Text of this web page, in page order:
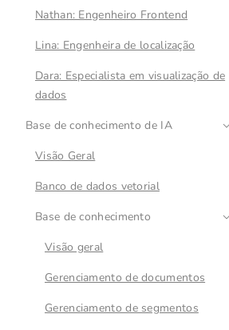
Nathan: Engenheiro Frontend
Lina: Engenheira de localização
Dara: Especialista em visualização de
dados
Base de conhecimento de IA
Visão Geral
Banco de dados vetorial
Base de conhecimento
Visão geral
Gerenciamento de documentos
Gerenciamento de segmentos